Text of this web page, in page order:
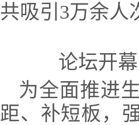
共吸引3万余人
论坛开幕
为全面推进
距、补短板，